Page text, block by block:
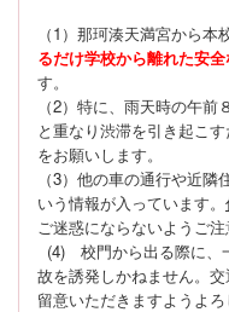
（1）那珂湊天満宮から本
るだけ学校から離れた安
す。
（2）特に、雨天時の午
と重なり渋滞を引き起こ
をお願いします。
（3）他の車の通行や近
いう情報が入っています。
ご迷惑にならないようご注
(4) 校門から出る際に、
故を誘発しかねません。
留意いただきますようよろ